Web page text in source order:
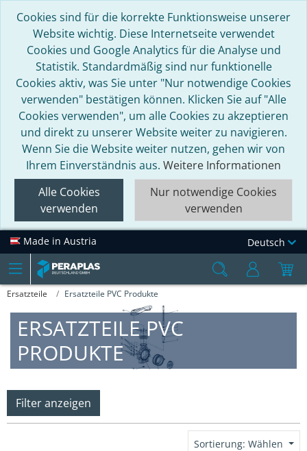
Cookies sind für die korrekte Funktionsweise unserer
Website wichtig. Diese Internetseite verwendet
Cookies und Google Analytics für die Analyse und
Statistik. Standardmäßig sind nur funktionelle
Cookies aktiv, was Sie unter "Nur notwendige Cookies
verwenden" bestätigen können. Klicken Sie auf "Alle
Cookies verwenden", um alle Cookies zu akzeptieren
und direkt zu unserer Website weiter zu navigieren.
Wenn Sie die Website weiter nutzen, gehen wir von
Ihrem Einverständnis aus. Weitere Informationen
Alle Cookies
verwenden
Nur notwendige Cookies
verwenden
Made in Austria Deutsch
Ersatzteile Ersatzteile PVC Produkte
ERSATZTEILE PVC
PRODUKTE
Filter anzeigen
Sortierung: Wählen